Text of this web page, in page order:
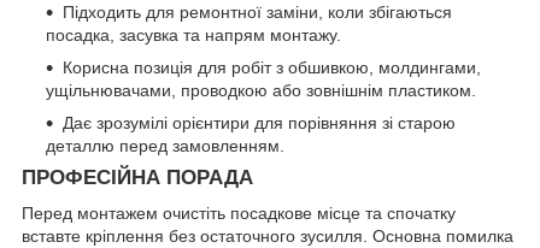
Підходить для ремонтної заміни, коли збігаються
посадка, засувка та напрям монтажу.
Корисна позиція для робіт з обшивкою, молдингами,
ущільнювачами, проводкою або зовнішнім пластиком.
Дає зрозумілі орієнтири для порівняння зі старою
деталлю перед замовленням.
ПРОФЕСІЙНА ПОРАДА
Перед монтажем очистіть посадкове місце та спочатку
вставте кріплення без остаточного зусилля. Основна помилка